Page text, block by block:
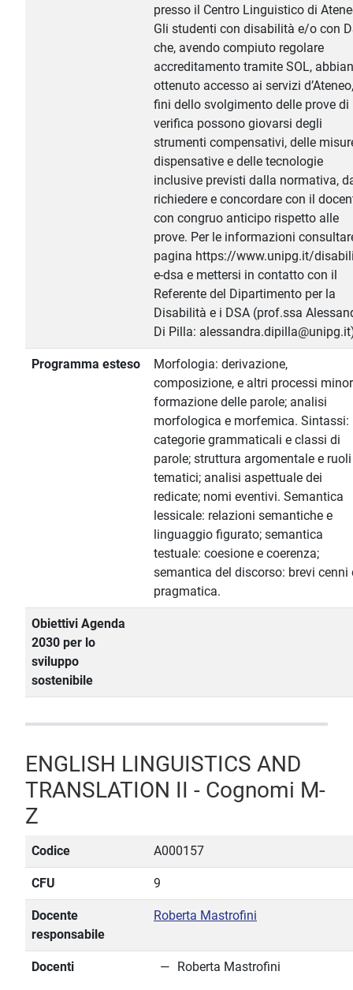
presso il Centro Linguistico di
Gli studenti con disabilità e/o con
che, avendo compiuto regolare
accreditamento tramite SOL,
ottenuto accesso ai servizi
fini dello svolgimento delle prove di
verifica possono giovarsi degli
strumenti compensativi, delle
dispensative e delle tecnologie
inclusive previsti dalla normativa,
richiedere e concordare con il
con congruo anticipo rispetto alle
prove. Per le informazioni
pagina https://www.unipg.it/
e-dsa e mettersi in contatto con il
Referente del Dipartimento per la
Disabilità e i DSA (prof.ssa
Di Pilla:
Programma esteso
Morfologia: derivazione,
composizione, e altri processi
formazione delle parole; analisi
morfologica e morfemica. Sintassi:
categorie grammaticali e classi di
parole; struttura argomentale e ruoli
tematici; analisi aspettuale dei
redicate; nomi eventivi. Semantica
lessicale: relazioni semantiche e
linguaggio figurato; semantica
testuale: coesione e coerenza;
semantica del discorso: brevi cenni
pragmatica.
Obiettivi Agenda
2030 per lo
sviluppo
sostenibile
ENGLISH LINGUISTICS AND
TRANSLATION II - Cognomi M-
Z
Codice A000157
CFU 9
Docente
responsabile
Roberta Mastrofini
Docenti Roberta Mastrofini